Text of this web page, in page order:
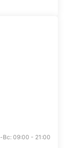
Вс: 09:00 - 21:00